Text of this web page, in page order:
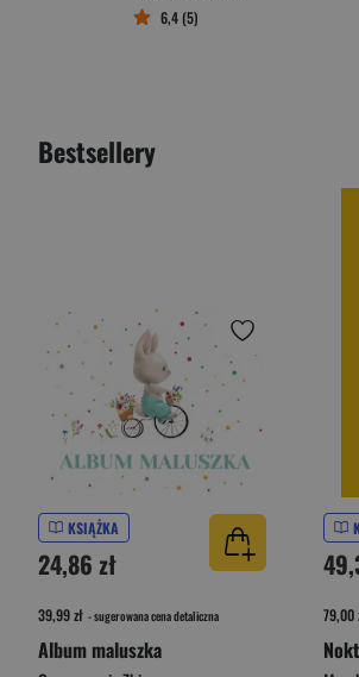
6,4 (5)
Bestsellery
KSIĄŻKA
24,86 zł
39,99 zł - sugerowana cena detaliczna
Album maluszka
79,00